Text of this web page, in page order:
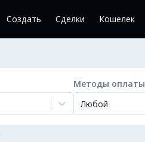
Создать Сделки Кошелек
Методы оплаты
Любой